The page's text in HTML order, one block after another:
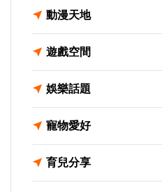
動漫天地
遊戲空間
娛樂話題
寵物愛好
育兒分享